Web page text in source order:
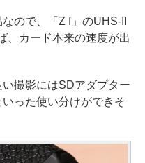
ので、「Z f」のUHS-II
、カード本来の速度が出
撮影にはSDアダプター
った使い分けができそ